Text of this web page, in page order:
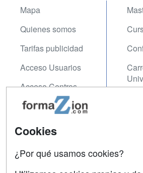
Mapa
Quienes somos
Tarifas publicidad
Acceso Usuarios
Acceso Centros
Contactar
Cookies
¿Por qué usamos cookies?